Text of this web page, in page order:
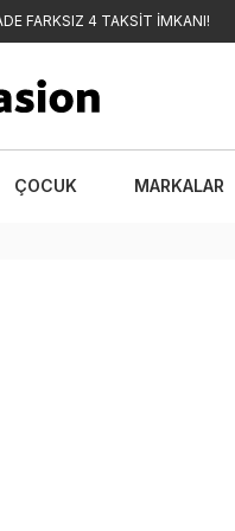
FARKSIZ 4 TAKSİT İMKANI!
ÇOCUK MARKALAR